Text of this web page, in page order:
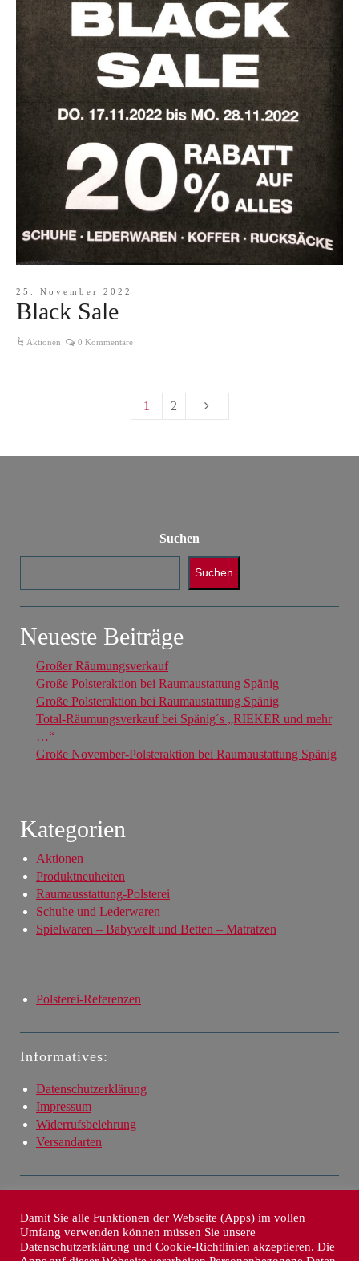
25. November 2022
Black Sale
Aktionen 0 Kommentare
1 2
Suchen
Suchen
Neueste Beiträge
Großer Räumungsverkauf
Große Polsteraktion bei Raumaustattung Spänig
Große Polsteraktion bei Raumaustattung Spänig
Total-Räumungsverkauf bei Spänig´s „RIEKER und mehr
…“
Große November-Polsteraktion bei Raumaustattung Spänig
Kategorien
Aktionen
Produktneuheiten
Raumausstattung-Polsterei
Schuhe und Lederwaren
Spielwaren – Babywelt und Betten – Matratzen
Polsterei-Referenzen
Informatives:
Datenschutzerklärung
Impressum
Widerrufsbelehrung
Versandarten
Internetagentur Sebnitz
Damit Sie alle Funktionen der Webseite (Apps) im vollen
Umfang verwenden können müssen Sie unsere
Datenschutzerklärung und Cookie-Richtlinien akzeptieren. Die